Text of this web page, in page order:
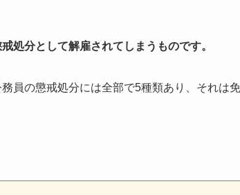
処分として解雇されてしまうものです。
員の懲戒処分には全部で5種類あり、それは免